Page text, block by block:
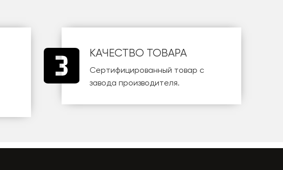
КАЧЕСТВО ТОВАРА
Сертифицированный товар с
завода производителя.